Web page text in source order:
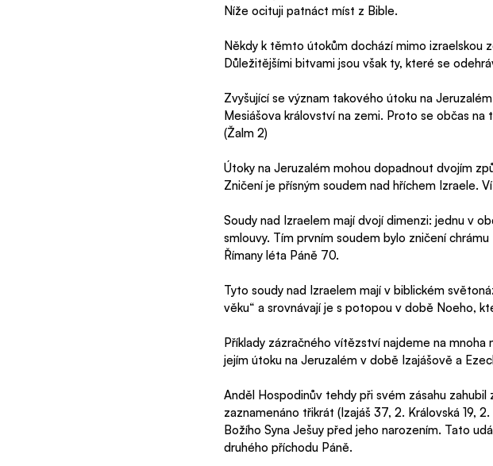
Níže ocituji patnáct míst z Bible.
Někdy k těmto útokům dochází mimo izraelskou
Důležitějšími bitvami jsou však ty, které se
Zvyšující se význam takového útoku na
Mesiášova království na zemi. Proto se občas
(Žalm 2)
Útoky na Jeruzalém mohou dopadnout dvojím
Zničení je přísným soudem nad hříchem Izraele.
Soudy nad Izraelem mají dvojí dimenzi: jednu v
smlouvy. Tím prvním soudem bylo zničení
Římany léta Páně 70.
Tyto soudy nad Izraelem mají v biblickém
věku“ a srovnávají je s potopou v době Noeho,
Příklady zázračného vítězství najdeme na
jejím útoku na Jeruzalém v době Izajášově a
Anděl Hospodinův tehdy při svém zásahu
zaznamenáno třikrát (Izajáš 37, 2. Královská 19,
Božího Syna Ješuy před jeho narozením. Tato
druhého příchodu Páně.